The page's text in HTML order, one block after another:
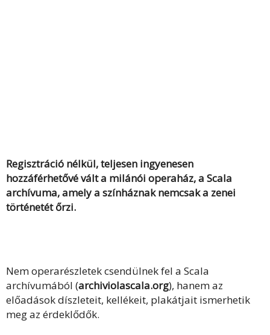
Regisztráció nélkül, teljesen ingyenesen
hozzáférhetővé vált a milánói operaház, a Scala
archívuma, amely a színháznak nemcsak a zenei
történetét őrzi.
Nem operarészletek csendülnek fel a Scala
archívumából (archiviolascala.org), hanem az
előadások díszleteit, kellékeit, plakátjait ismerhetik
meg az érdeklődők.